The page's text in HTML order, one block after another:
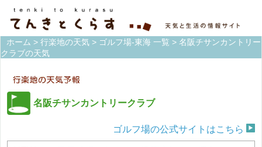
ホーム > 行楽地の天気 > ゴルフ場-東海 一覧 > 名阪チサンカントリー
クラブの天気
名阪チサンカントリークラブ
ゴルフ場の公式サイトはこちら